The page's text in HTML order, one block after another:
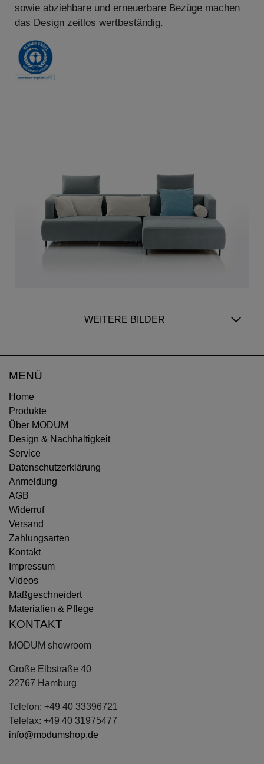
sowie abziehbare und erneuerbare Bezüge machen
das Design zeitlos wertbeständig.
WEITERE BILDER
MENÜ
Home
Produkte
Über MODUM
Design & Nachhaltigkeit
Service
Datenschutzerklärung
Anmeldung
AGB
Widerruf
Versand
Zahlungsarten
Kontakt
Impressum
Videos
Maßgeschneidert
Materialien & Pflege
KONTAKT
MODUM showroom
Große Elbstraße 40
22767 Hamburg
Telefon: +49 40 33396721
Telefax: +49 40 31975477
info@modumshop.de